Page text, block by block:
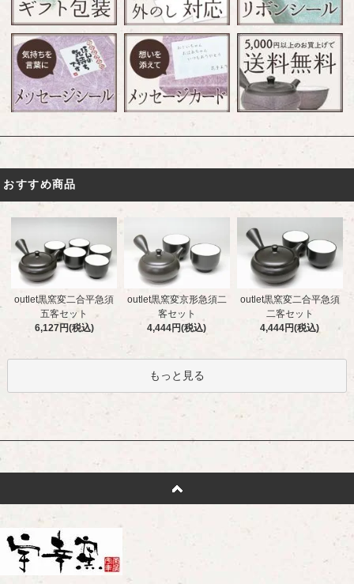
おすすめ商品
outlet黒窯変二合平急須
五客セット
6,127円(税込)
outlet黒窯変京形急須二
客セット
4,444円(税込)
outlet黒窯変二合平急須
二客セット
4,444円(税込)
もっと見る